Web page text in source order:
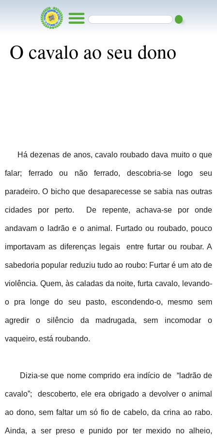
O cavalo ao seu dono
Há dezenas de anos, cavalo roubado dava muito o que
falar; ferrado ou não ferrado, descobria-se logo seu
paradeiro. O bicho que desaparecesse se sabia nas outras
cidades por perto. De repente, achava-se por onde
andavam o ladrão e o animal. Furtado ou roubado, pouco
importavam as diferenças legais entre furtar ou roubar. A
sabedoria popular reduziu tudo ao roubo: Furtar é um ato de
violência. Quem, às caladas da noite, furta cavalo, levando-
o pra longe do seu pasto, escondendo-o, mesmo sem
agredir o silêncio da madrugada, sem incomodar o
vaqueiro, está roubando.
Dizia-se que nome comprido era indício de “ladrão de
cavalo”; descoberto, ele era obrigado a devolver o animal
ao dono, sem faltar um só fio de cabelo, da crina ao rabo.
Ainda, a ser preso e punido por ter mexido no alheio,